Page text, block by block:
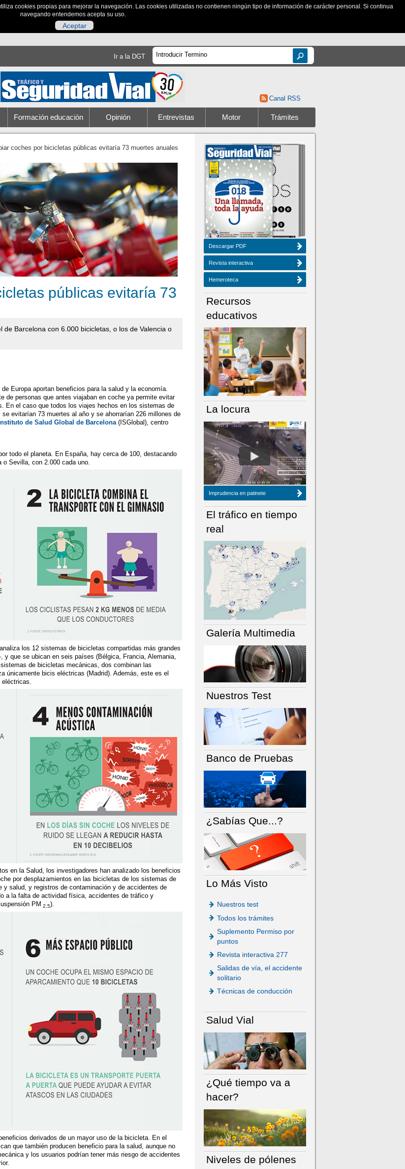
cookies propias para mejorar la navegación. Las cookies utilizadas no contienen ningún tipo de información de carácter personal. Si continua
navegando entendemos acepta su uso.
Aceptar
Ir a la DGT
Canal RSS
Formación educación Opinión Entrevistas Motor Trámites
coches por bicicletas públicas evitaría 73 muertes anuales
públicas evitaría 73
Barcelona con 6.000 bicicletas, o los de Valencia o
Europa aportan beneficios para la salud y la economía.
de personas que antes viajaban en coche ya permite evitar
En el caso que todos los viajes hechos en los sistemas de
evitarían 73 muertes al año y se ahorrarían 226 millones de
Instituto de Salud Global de Barcelona (ISGlobal), centro
todo el planeta. En España, hay cerca de 100, destacando
Sevilla, con 2.000 cada uno.
analiza los 12 sistemas de bicicletas compartidas más grandes
que se ubican en seis países (Bélgica, Francia, Alemania,
de bicicletas mecánicas, dos combinan las
únicamente bicis eléctricas (Madrid). Además, este es el
en la Salud, los investigadores han analizado los beneficios
por desplazamientos en las bicicletas de los sistemas de
salud, y registros de contaminación y de accidentes de
a la falta de actividad física, accidentes de tráfico y
PM 2,5).
derivados de un mayor uso de la bicicleta. En el
que también producen beneficio para la salud, aunque no
y los usuarios podrían tener más riesgo de accidentes
NÚMERO ACTUAL HEMEROTECA
Descargar PDF
Revista interactiva
Hemeroteca
Recursos
educativos
La locura
Imprudencia en patinete
El tráfico en tiempo
real
Galería Multimedia
Nuestros Test
Banco de Pruebas
¿Sabías Que...?
Lo Más Visto
Nuestros test
Todos los trámites
Suplemento Permiso por
puntos
Revista interactiva 277
Salidas de vía, el accidente
solitario
Técnicas de conducción
Salud Vial
¿Qué tiempo va a
hacer?
Niveles de pólenes